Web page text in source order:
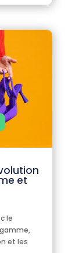
et
le
et les